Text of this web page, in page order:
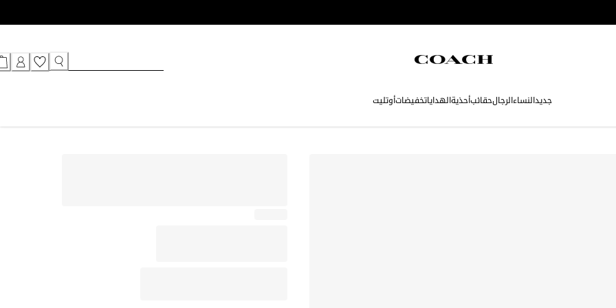
جديدالنساءالرجالحقائبأحذيةالهداياتخفيضاتأوتليت